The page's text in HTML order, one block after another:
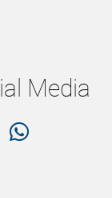
Media